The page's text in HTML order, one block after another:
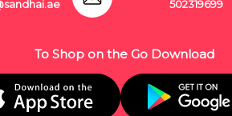
502319699
To Shop on the Go Download